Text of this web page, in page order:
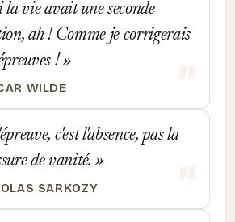
vie avait une seconde
ah ! Comme je corrigerais
!
WILDE
c'est l'absence, pas la
de vanité.
SARKOZY